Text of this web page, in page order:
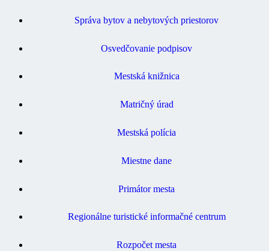
Správa bytov a nebytových priestorov
Osvedčovanie podpisov
Mestská knižnica
Matričný úrad
Mestská polícia
Miestne dane
Primátor mesta
Regionálne turistické informačné centrum
Rozpočet mesta